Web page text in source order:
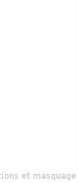
et masquage